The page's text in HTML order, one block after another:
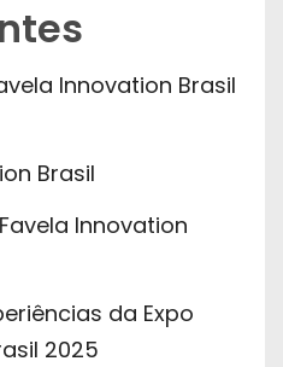
Innovation Brasil
Brasil
Innovation
da Expo
2025